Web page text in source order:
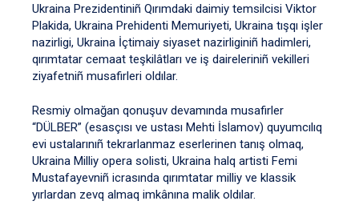
Ukraina Prezidentiniñ Qırımdaki daimiy temsilcisi Viktor
Plakida, Ukraina Prehidenti Memuriyeti, Ukraina tışqı işler
nazirligi, Ukraina İçtimaiy siyaset nazirliginiñ hadimleri,
qırımtatar cemaat teşkilâtları ve iş daireleriniñ vekilleri
ziyafetniñ musafirleri oldılar.
Resmiy olmağan qonuşuv devamında musafirler
“DÜLBER” (esasçısı ve ustası Mehti İslamov) quyumcılıq
evi ustalarınıñ tekrarlanmaz eserlerinen tanış olmaq,
Ukraina Milliy opera solisti, Ukraina halq artisti Femi
Mustafayevniñ icrasında qırımtatar milliy ve klassik
yırlardan zevq almaq imkânına malik oldılar.